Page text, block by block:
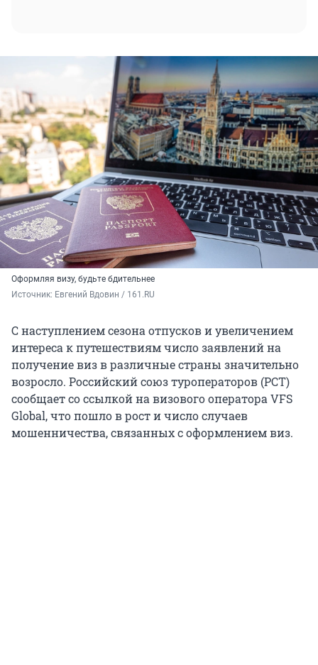
Оформляя визу, будьте бдительнее
Источник: Евгений Вдовин / 161.RU
С наступлением сезона отпусков и увеличением
интереса к путешествиям число заявлений на
получение виз в различные страны значительно
возросло. Российский союз туроператоров (РСТ)
сообщает со ссылкой на визового оператора VFS
Global, что пошло в рост и число случаев
мошенничества, связанных с оформлением виз.